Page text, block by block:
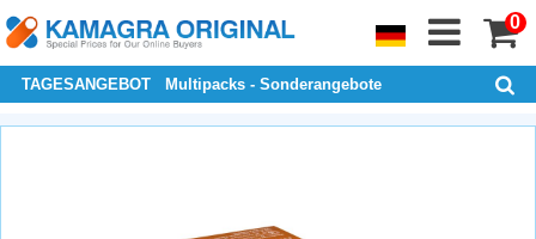
0
TAGESANGEBOT Multipacks - Sonderangebote